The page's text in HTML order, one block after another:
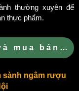
thường xuyên để
thực phẩm.
mua bán
sành ngâm rượu